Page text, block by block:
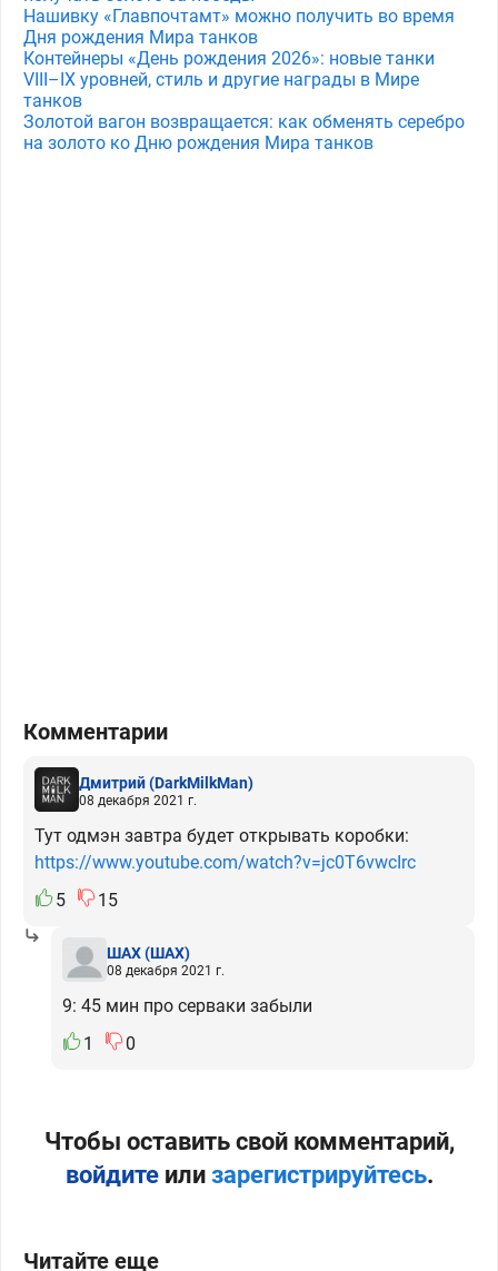
Нашивку «Главпочтамт» можно получить во время
Дня рождения Мира танков
Контейнеры «День рождения 2026»: новые танки
VIII–IX уровней, стиль и другие награды в Мире
танков
Золотой вагон возвращается: как обменять серебро
на золото ко Дню рождения Мира танков
Комментарии
Дмитрий(DarkMilkMan)
08 декабря 2021 г.
Тут одмэн завтра будет открывать коробки:
https://www.youtube.com/watch?v=jc0T6vwcIrc
5
15
ШАХ(ШАХ)
08 декабря 2021 г.
9: 45 мин про серваки забыли
1
0
Чтобы оставить свой комментарий,
войдитеили зарегистрируйтесь.
Читайте еще